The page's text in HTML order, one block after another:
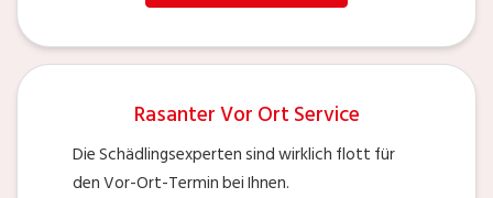
Rasanter Vor Ort Service
Die Schädlingsexperten sind wirklich flott für
den Vor-Ort-Termin bei Ihnen.